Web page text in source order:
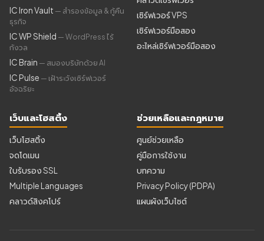
IC Iron Vault — สำรองข้อมูล & กู้คืน
ธุรกิจ
IC WP Shield — WordPress ไร้
กังวล
IC Brain — สมองบริษัทด้วย AI
IC Pulse — เฝ้าระวังเซิร์ฟเวอร์
อัจฉริยะ
เซิร์ฟเวอร์ VPS
เซิร์ฟเวอร์มือสอง
อะไหล่เซิร์ฟเวอร์มือสอง
เว็บและโฮสติ้ง
เว็บโฮสติ้ง
จดโดเมน
ใบรับรอง SSL
Multiple Languages
คลาวด์สิงคโปร์
ช่วยเหลือและกฎหมาย
ศูนย์ช่วยเหลือ
คู่มือการใช้งาน
บทความ
Privacy Policy (PDPA)
แผนผังเว็บไซต์